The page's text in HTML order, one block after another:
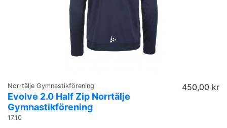
Norrtälje Gymnastikförening
Evolve 2.0 Half Zip Norrtälje
Gymnastikförening
17.10
450,00 kr